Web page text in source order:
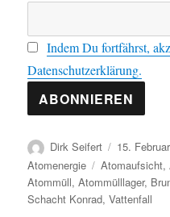
Indem Du fortfährst,
Datenschutzerklärung.
Autor
Dirk Seifert
am
15.
Atomenergie
Schlagwörter
Atomaufsicht,
Atommüll,Atommülllager,
Schacht Konrad,Vattenfall